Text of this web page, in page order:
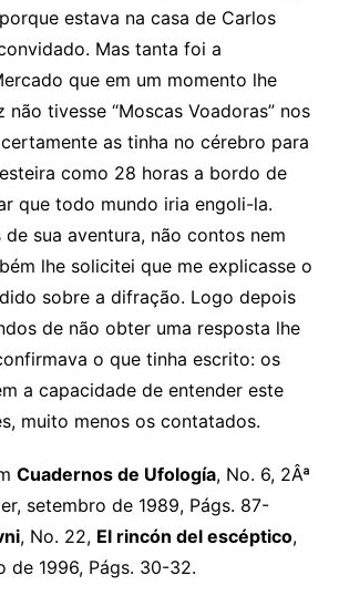
estava na casa de Carlos
Mas tanta foi a
que em um momento lhe
tivesse “Moscas Voadoras” nos
as tinha no cérebro para
como 28 horas a bordo de
que todo mundo iria engoli-la.
sua aventura, não contos nem
lhe solicitei que me explicasse o
sobre a difração. Logo depois
de não obter uma resposta lhe
o que tinha escrito: os
a capacidade de entender este
muito menos os contatados.
Cuadernos de Ufología, No. 6, 2Âª
setembro de 1989, Págs. 87-
, No. 22, El rincón del escéptico,
de 1996, Págs. 30-32.